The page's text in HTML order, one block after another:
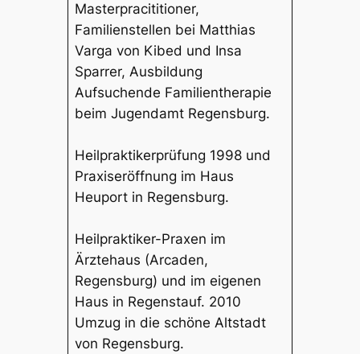
Masterpracititioner,
Familienstellen bei Matthias
Varga von Kibed und Insa
Sparrer, Ausbildung
Aufsuchende Familientherapie
beim Jugendamt Regensburg.
Heilpraktikerprüfung 1998 und
Praxiseröffnung im Haus
Heuport in Regensburg.
Heilpraktiker-Praxen im
Ärztehaus (Arcaden,
Regensburg) und im eigenen
Haus in Regenstauf. 2010
Umzug in die schöne Altstadt
von Regensburg.